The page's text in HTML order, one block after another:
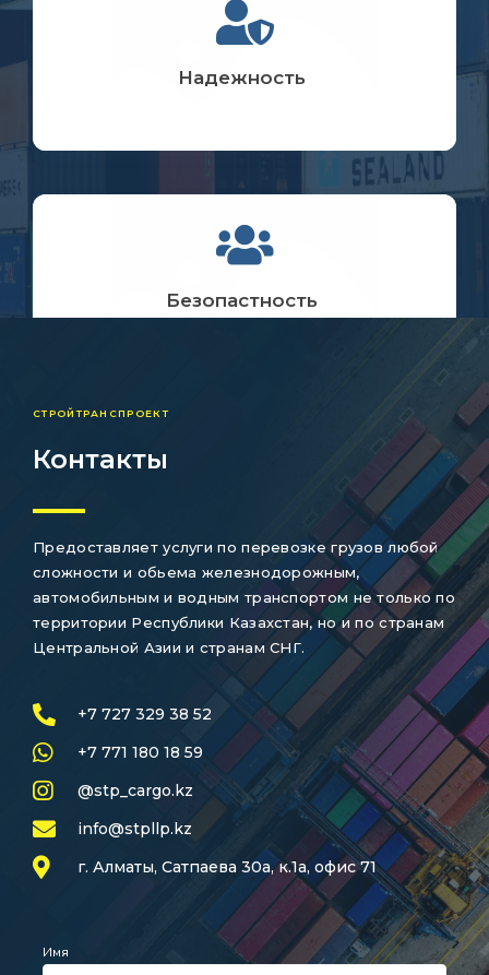
Надежность
Безопастность
СТРОЙТРАНСПРОЕКТ
Контакты
Предоставляет услуги по перевозке грузов любой
сложности и обьема железнодорожным,
автомобильным и водным транспортом не только по
территории Республики Казахстан, но и по странам
Центральной Азии и странам СНГ.
+7 727 329 38 52
+7 771 180 18 59
@stp_cargo.kz
info@stpllp.kz
г. Алматы, Сатпаева 30а, к.1а, офис 71
Имя